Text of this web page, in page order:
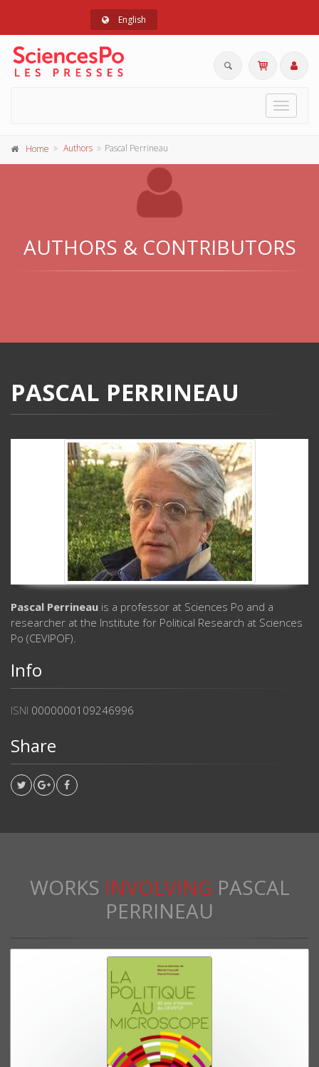
English
Toggle
Home Authors Pascal Perrineau
AUTHORS & CONTRIBUTORS
PASCAL PERRINEAU
Pascal Perrineau is a professor at Sciences Po and a
researcher at the Institute for Political Research at Sciences
Po (CEVIPOF).
Info
ISNI 0000000109246996
Share
WORKS INVOLVING PASCAL
PERRINEAU